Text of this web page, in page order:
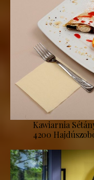
Kawiarnia
4200